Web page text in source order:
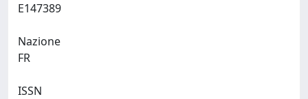
Nazione
ISSN